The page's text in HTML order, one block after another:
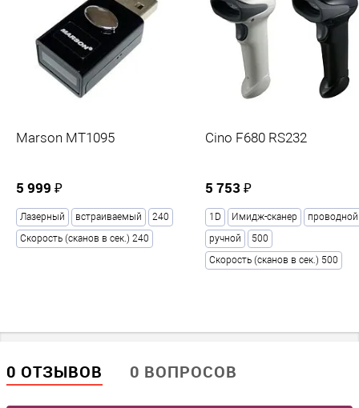
1D / 2D (ЕГАИС)
Тип луча сканера
Имидж-сканер
Тип сканера
ручной / проводной
Параметры сканирования
Скорость (сканов в сек.)
Угол сканирования (горизонталь)
60°
20
Контрастность штрих-кода
30%
Marson MT1095
5 999 ₽
Лазерный встраиваемый
240
Скорость (сканов в сек.) 240
Cino F680 RS232
5 753 ₽
1D Имидж-сканер
проводной
ручной
500
Скорость (сканов в сек.) 500
0 ОТЗЫВОВ 0 ВОПРОСОВ